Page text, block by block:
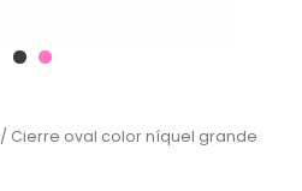
/ Cierre oval color níquel grande